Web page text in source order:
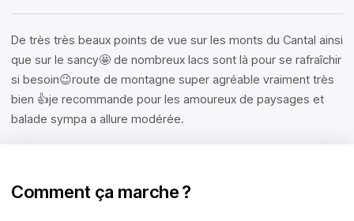
De très très beaux points de vue sur les monts du Cantal ainsi
que sur le sancy🤩 de nombreux lacs sont là pour se rafraîchir
si besoin😉route de montagne super agréable vraiment très
bien 👍je recommande pour les amoureux de paysages et
balade sympa a allure modérée.
Comment ça marche ?